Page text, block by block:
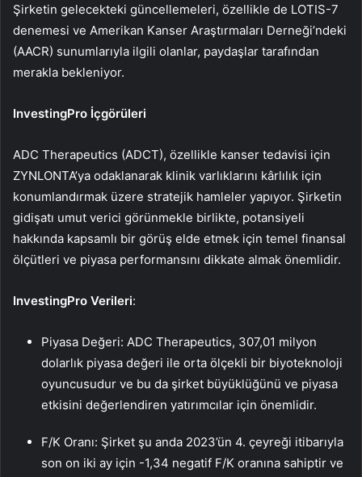
Şirketin gelecekteki güncellemeleri, özellikle de LOTIS-7
denemesi ve Amerikan Kanser Araştırmaları Derneği’ndeki
(AACR) sunumlarıyla ilgili olanlar, paydaşlar tarafından
merakla bekleniyor.
InvestingPro İçgörüleri
ADC Therapeutics (ADCT), özellikle kanser tedavisi için
ZYNLONTA’ya odaklanarak klinik varlıklarını kârlılık için
konumlandırmak üzere stratejik hamleler yapıyor. Şirketin
gidişatı umut verici görünmekle birlikte, potansiyeli
hakkında kapsamlı bir görüş elde etmek için temel finansal
ölçütleri ve piyasa performansını dikkate almak önemlidir.
InvestingPro Verileri:
Piyasa Değeri: ADC Therapeutics, 307,01 milyon
dolarlık piyasa değeri ile orta ölçekli bir biyoteknoloji
oyuncusudur ve bu da şirket büyüklüğünü ve piyasa
etkisini değerlendiren yatırımcılar için önemlidir.
F/K Oranı: Şirket şu anda 2023’ün 4. çeyreği itibarıyla
son on iki ay için -1,34 negatif F/K oranına sahiptir ve